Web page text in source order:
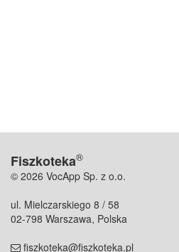
Fiszkoteka®
© 2026 VocApp Sp. z o.o.
ul. Mielczarskiego 8 / 58
02-798 Warszawa, Polska
fiszkoteka@fiszkoteka.pl